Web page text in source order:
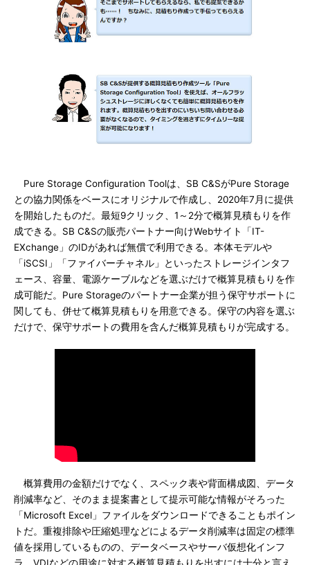
Pure Storage Configuration Toolは、SB C&SがPure Storage
との協力関係をベースにオリジナルで作成し、2020年7月に提供
を開始したものだ。最短9クリック、1～2分で概算見積もりを作
成できる。SB C&Sの販売パートナー向けWebサイト「IT-
EXchange」のIDがあれば無償で利用できる。本体モデルや
「iSCSI」「ファイバーチャネル」といったストレージインタフ
ェース、容量、電源ケーブルなどを選ぶだけで概算見積もりを作
成可能だ。Pure Storageのパートナー企業が担う保守サポートに
関しても、併せて概算見積もりを用意できる。保守の内容を選ぶ
だけで、保守サポートの費用を含んだ概算見積もりが完成する。
概算費用の金額だけでなく、スペック表や背面構成図、データ
削減率など、そのまま提案書として提示可能な情報がそろった
「Microsoft Excel」ファイルをダウンロードできることもポイン
トだ。重複排除や圧縮処理などによるデータ削減率は固定の標準
値を採用しているものの、データベースやサーバ仮想化インフ